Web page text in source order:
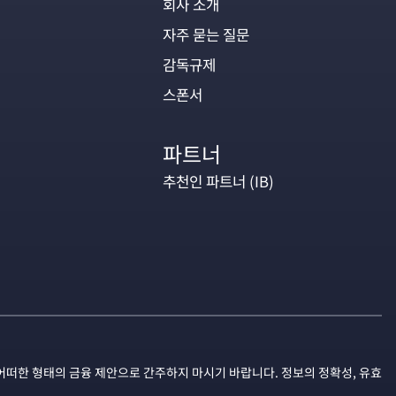
회사 소개
자주 묻는 질문
감독규제
스폰서
파트너
추천인 파트너 (IB)
한 형태의 금융 제안으로 간주하지 마시기 바랍니다. 정보의 정확성, 유효